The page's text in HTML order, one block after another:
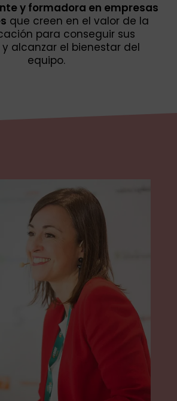
y formadora en empresas
que creen en el valor de la
para conseguir sus
alcanzar el bienestar del
equipo.